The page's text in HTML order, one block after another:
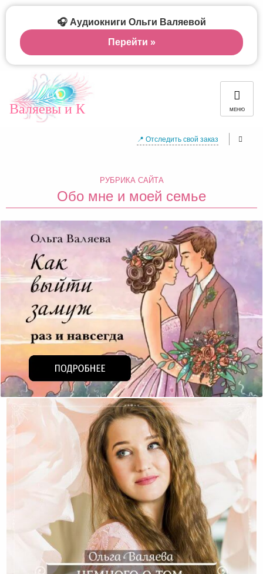
Валяевы и К МЕНЮ
📍 Отследить свой заказ
РУБРИКА САЙТА
Обо мне и моей семье
🎧 Аудиокниги Ольги Валяевой
Перейти »